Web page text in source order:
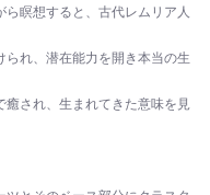
瞑想すると、古代レムリア人
られ、潜在能力を開き本当の生
され、生まれてきた意味を見